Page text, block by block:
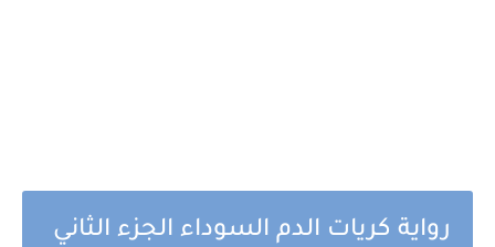
رواية كريات الدم السوداء الجزء الثاني